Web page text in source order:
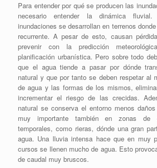
Para entender por qué se producen las
necesario entender la dinámica
inundaciones se desarrollan en terrenos
recurrente. A pesar de esto, causan
prevenir con la predicción
planificación urbanística. Pero sobre todo
que el agua tiende a pasar por dónde
natural y que por tanto se deben respetar al
de agua y las formas de los mismos,
incrementar el riesgo de las crecidas.
natural se conserva el entorno menos
muy importante también en zonas de
temporales, como rieras, dónde una gran
agua. Una lluvia intensa hace que en muy
cursos se llenen mucho de agua. Esto
de caudal muy bruscos.